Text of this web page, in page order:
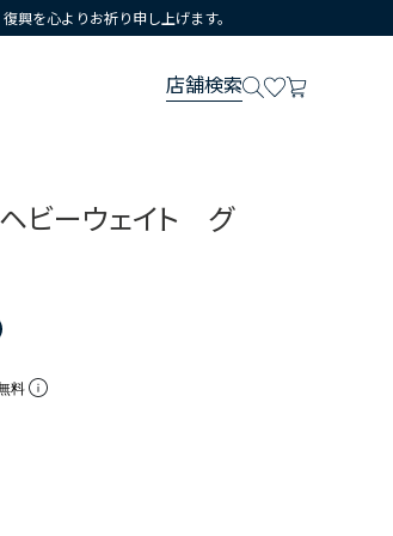
興を心よりお祈り申し上げます。
店舗検索
ビーウェイト グ
料